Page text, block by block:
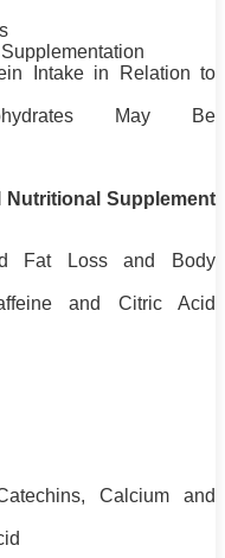
Supplementation
Intake in Relation to
May Be
Nutritional Supplement
Fat Loss and Body
and Citric Acid
Calcium and